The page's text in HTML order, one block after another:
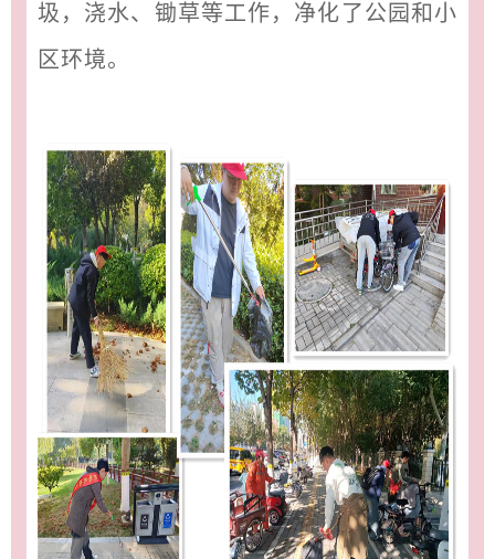
圾，浇水、锄草等工作，净化了公园和小
区环境。